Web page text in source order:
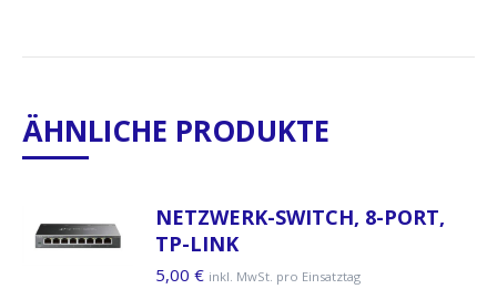
ÄHNLICHE PRODUKTE
NETZWERK-SWITCH, 8-PORT,
TP-LINK
5,00 € inkl. MwSt. pro Einsatztag